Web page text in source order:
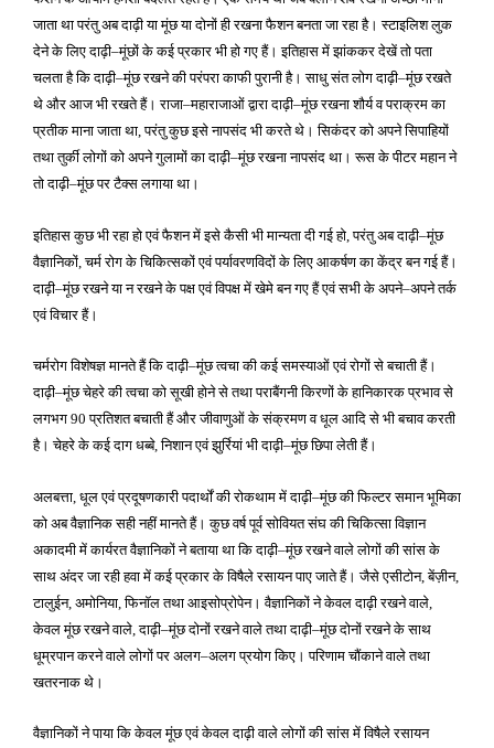
जाता था परंतु अब दाढ़ी या मूंछ या दोनों ही रखना फैशन बनता जा रहा है। स्टाइलिश लुक
देने के लिए दाढ़ी–मूंछों के कई प्रकार भी हो गए हैं। इतिहास में झांककर देखें तो पता
चलता है कि दाढ़ी–मूंछ रखने की परंपरा काफी पुरानी है। साधु संत लोग दाढ़ी–मूंछ रखते
थे और आज भी रखते हैं। राजा–महाराजाओं द्वारा दाढ़ी–मूंछ रखना शौर्य व पराक्रम का
प्रतीक माना जाता था,परंतु कुछ इसे नापसंद भी करते थे। सिकंदर को अपने सिपाहियों
तथा तुर्की लोगों को अपने गुलामों का दाढ़ी–मूंछ रखना नापसंद था। रूस के पीटर महान ने
तो दाढ़ी–मूंछ पर टैक्स लगाया था।
इतिहास कुछ भी रहा हो एवं फैशन में इसे कैसी भी मान्यता दी गई हो ,परंतु अब दाढ़ी–मूंछ
वैज्ञानिकों ,चर्म रोग के चिकित्सकों एवं पर्यावरणविदों के लिए आकर्षण का केंद्र बन गई हैं।
दाढ़ी–मूंछ रखने या न रखने के पक्ष एवं विपक्ष में खेमे बन गए हैं एवं सभी के अपने–अपने तर्क
एवं विचार हैं।
चर्मरोग विशेषज्ञ मानते हैं कि दाढ़ी–मूंछ त्वचा की कई समस्याओं एवं रोगों से बचाती हैं।
दाढ़ी–मूंछ चेहरे की त्वचा को सूखी होने से तथा पराबैंगनी किरणों के हानिकारक प्रभाव से
लगभग 90प्रतिशत बचाती हैं और जीवाणुओं के संक्रमण व धूल आदि से भी बचाव करती
है। चेहरे के कई दाग धब्बे,निशान एवं झुर्रियां भी दाढ़ी–मूंछ छिपा लेती हैं।
अलबत्ता धूल एवं प्रदूषणकारी पदार्थों की रोकथाम में दाढ़ी–मूंछ की फिल्टर समान भूमिका
को अब वैज्ञानिक सही नहीं मानते हैं। कुछ वर्ष पूर्व सोवियत संघ की चिकित्सा विज्ञान
अकादमी में कार्यरत वैज्ञानिकों ने बताया था कि दाढ़ी–मूंछ रखने वाले लोगों की सांस के
साथ अंदर जा रही हवा में कई प्रकार के विषैले रसायन पाए जाते हैं। जैसे एसीटोन,बेंज़ीन,
टालुईन, अमोनिया ,फिनॉल तथा आइसोप्रोपेन। वैज्ञानिकों ने केवल दाढ़ी रखने वाले
केवल मूंछ रखने वाले ,दाढ़ी–मूंछ दोनों रखने वाले तथा दाढ़ी–मूंछ दोनों रखने के साथ
धूम्रपान करने वाले लोगों पर अलग–अलग प्रयोग किए। परिणाम चौंकाने वाले तथा
खतरनाक थे।
वैज्ञानिकों ने पाया कि केवल मूंछ एवं केवल दाढ़ी वाले लोगों की सांस में विषैले रसायन